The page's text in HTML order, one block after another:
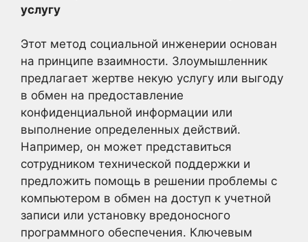
услугу
Этот метод социальной инженерии основан
на принципе взаимности. Злоумышленник
предлагает жертве некую услугу или выгоду
в обмен на предоставление
конфиденциальной информации или
выполнение определенных действий.
Например, он может представиться
сотрудником технической поддержки и
предложить помощь в решении проблемы с
компьютером в обмен на доступ к учетной
записи или установку вредоносного
программного обеспечения. Ключевым